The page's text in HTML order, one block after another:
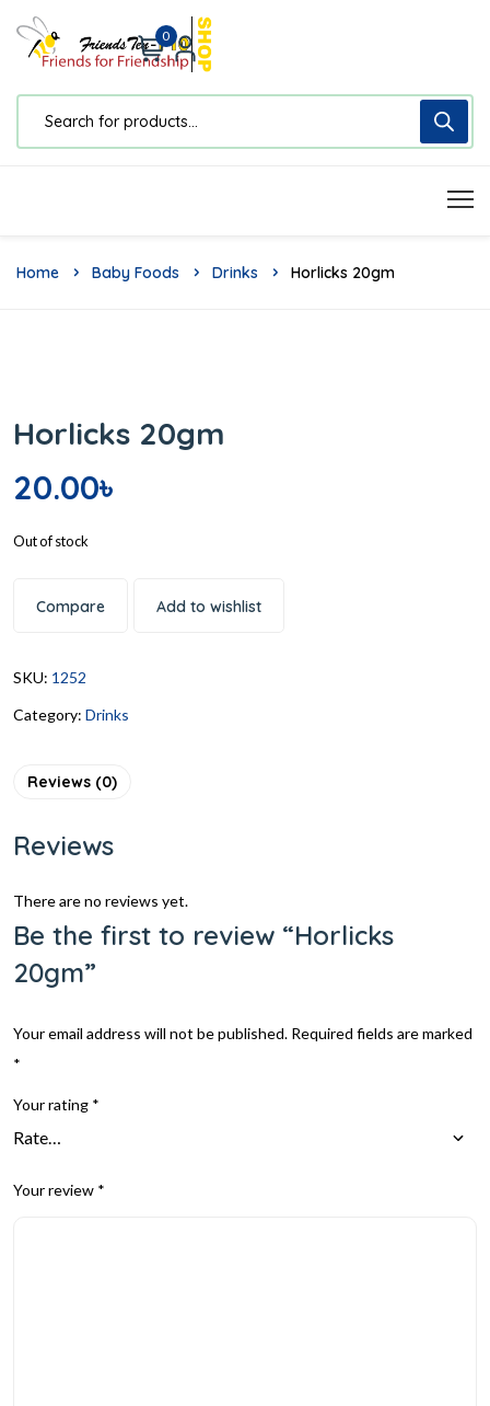
0
Home Baby Foods Drinks Horlicks 20gm
Horlicks 20gm
20.00৳
Out of stock
Compare Add to wishlist
SKU: 1252
Category: Drinks
Reviews (0)
Reviews
There are no reviews yet.
Be the first to review “Horlicks
20gm”
Your email address will not be published. Required fields are marked
*
Your rating *
Your review *